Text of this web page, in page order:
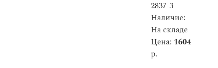
2837-3
Наличие:
На складе
Цена: 1604
р.